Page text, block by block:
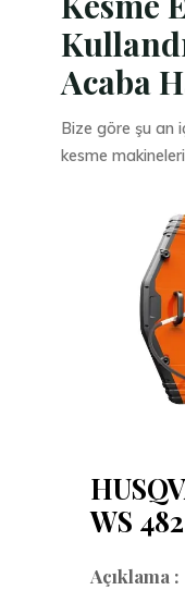
Acaba
Bize göre şu an
kesme
WS
Açıklama :